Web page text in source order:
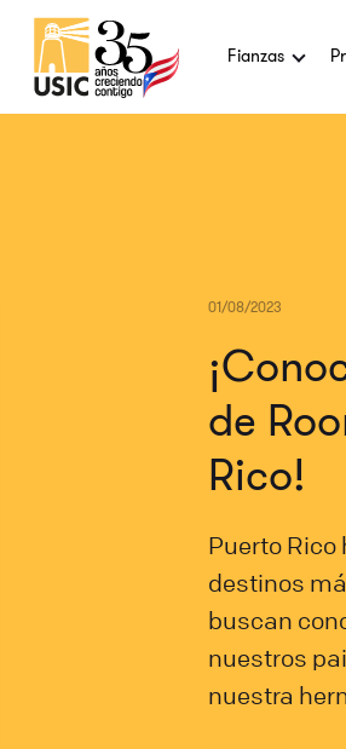
Fianzas
01/08/2023
de
Rico!
Puerto Rico
destinos
buscan
nuestros
nuestra